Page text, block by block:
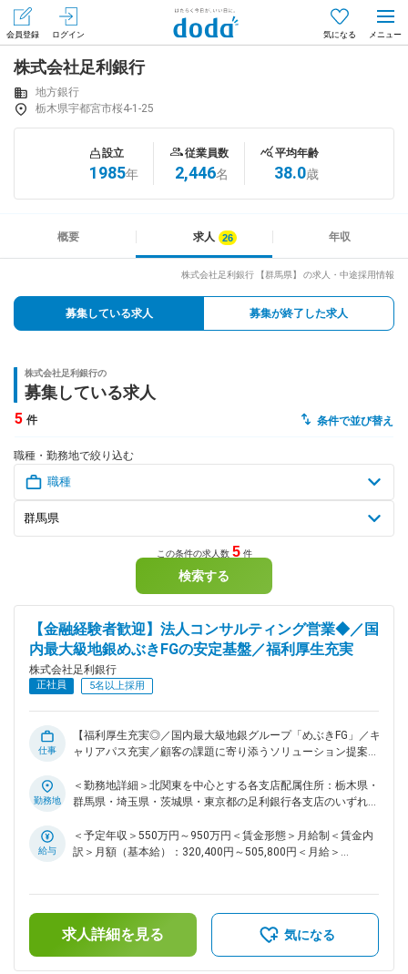
会員登録 ログイン 気になる
会員登録（無料）
はじめてdodaをご利用される方へ
求人を紹介してもらう
知りたい・聞きたい
専門サイト
対応時間：10:00～22:00(日曜・年末年始を除く)
自動案内は24時間365日対応
転職の「モヤモヤ」、一人で悩まず
気軽に相談してみませんか？
dodaの使い方は？
ヘルプ
株式会社足利銀行
地方銀行
栃木県宇都宮市桜4-1-25
設立
1985年
従業員数
2,446名
平均年齢
38.0歳
概要 求人 年収
株式会社足利銀行 【群馬県】 の求人・中途採用情報
募集している求人 募集が終了した求人
株式会社足利銀行の
募集している求人
5 件 条件で並び替え
職種・勤務地で絞り込む
この条件の求人数 5件
検索する
【金融経験者歓迎】法人コンサルティング営業◆／国
内最大級地銀めぶきFGの安定基盤／福利厚生充実
株式会社足利銀行
正社員 5名以上採用
仕事
【福利厚生充実◎／国内最大級地銀グループ「めぶきFG」／キ
ャリアパス充実／顧客の課題に寄り添うソリューション提案】
寄り添いながら、事業成長を支える多彩な取り組みを行いま
す。また、本部の各専門部署とも密に連携し、経営課題に応じ
す。 具体的な業務例 ・地方創生プロジェクトへの参画や推進
・公共団体との連携による地域活性化支援 ・海外進出を目指
ス・支援 これら多様な情報提供を通じて、お客さまの経営課
題に寄り添いながら、最適な解決策を一緒に考えていくやりが
勤務地
＜勤務地詳細＞北関東を中心とする各支店配属住所：栃木県・
群馬県・埼玉県・茨城県・東京都の足利銀行各支店のいずれか
給与
＜予定年収＞550万円～950万円＜賃金形態＞月給制＜賃金内
訳＞月額（基本給）：320,400円～505,800円＜月給＞
～457,900円■処遇は経歴等により都度検討■賞与：年2回あり
■昇給：昇格による■手当：子育て支援手当、保育手当、単身
赴任手当、勤務地手当、通勤費 他賃金はあくまでも目安の金
求人詳細を見る 気になる